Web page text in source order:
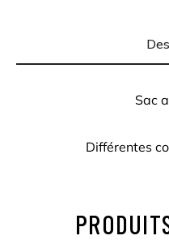
Sac
Différentes